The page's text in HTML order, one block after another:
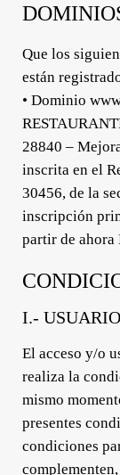
Que los
están
• Dominio
28840 –
inscrita en el
30456, de la
inscripción
partir de
I.-
El acceso y/o
realiza la
mismo
presentes
condiciones